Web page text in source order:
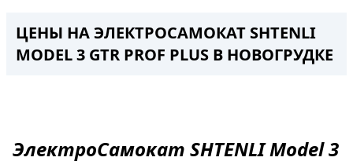
ЦЕНЫ НА ЭЛЕКТРОСАМОКАТ SHTENLI
MODEL 3 GTR PROF PLUS В НОВОГРУДКЕ
ЭлектроСамокат SHTENLI Model 3